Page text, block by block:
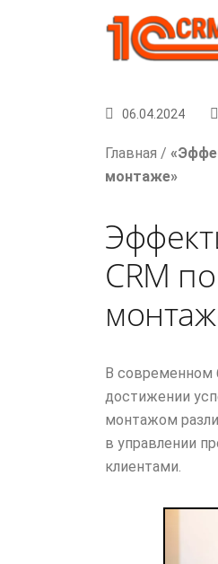
06.04.2024
Главная /
монтаже»
CRM
В современном
достижении
монтажом
в управлении
клиентами.